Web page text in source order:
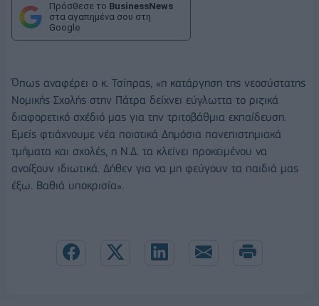
Πρόσθεσε το BusinessNews
στα αγαπημένα σου στη
Google
Όπως αναφέρει ο κ. Τσίπρας, «η κατάργηση της νεοσύστατης
Νομικής Σχολής στην Πάτρα δείχνει εύγλωττα το ριζικά
διαφορετικό σχέδιό μας για την τριτοβάθμια εκπαίδευση.
Εμείς φτιάχνουμε νέα ποιοτικά Δημόσια πανεπιστημιακά
τμήματα και σχολές, η Ν.Δ. τα κλείνει προκειμένου να
ανοίξουν ιδιωτικά. Δήθεν για να μη φεύγουν τα παιδιά μας
έξω. Βαθιά υποκρισία».